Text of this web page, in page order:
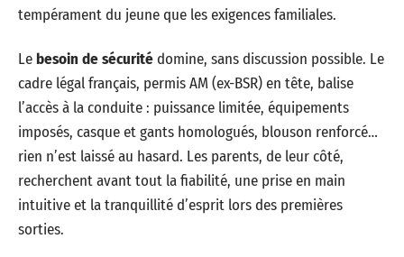
tempérament du jeune que les exigences familiales.
Le besoin de sécuritédomine, sans discussion possible. Le
cadre légal français, permis AM (ex-BSR) en tête, balise
l’accès à la conduite : puissance limitée, équipements
imposés, casque et gants homologués, blouson renforcé…
rien n’est laissé au hasard. Les parents, de leur côté,
recherchent avant tout la fiabilité, une prise en main
intuitive et la tranquillité d’esprit lors des premières
sorties.